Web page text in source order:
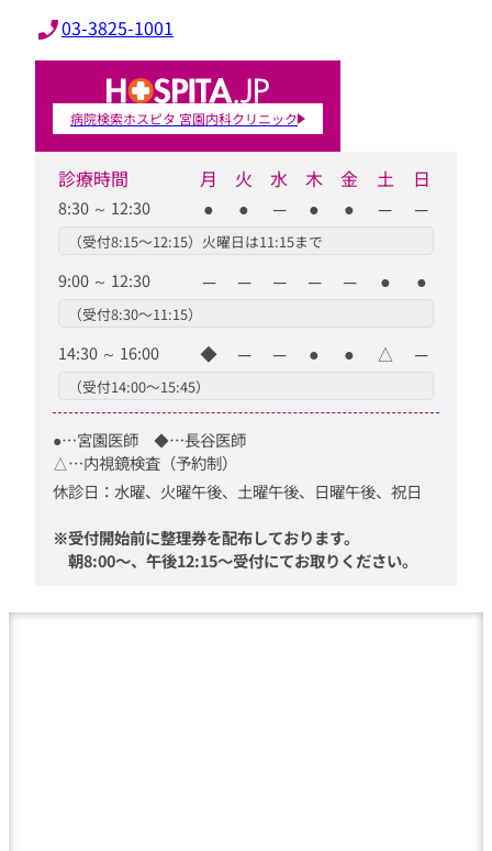
03-3825-1001
病院検索ホスピタ 宮園内科クリニック
診療時間 月 火 水 木 金 土 日
8:30 ～ 12:30 ● ● ─ ● ● ─ ─
（受付8:15〜12:15）火曜日は11:15まで
9:00 ～ 12:30 ─ ─ ─ ─ ─ ● ●
（受付8:30〜11:15）
14:30 ～ 16:00 ◆ ─ ─ ● ● △ ─
（受付14:00〜15:45）
●…宮園医師 ◆…長谷医師
△…内視鏡検査（予約制）
休診日：水曜、火曜午後、土曜午後、日曜午後、祝日
※受付開始前に整理券を配布しております。
朝8:00〜、午後12:15〜受付にてお取りください。